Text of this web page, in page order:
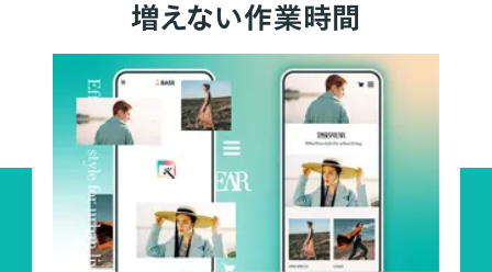
増えない作業時間